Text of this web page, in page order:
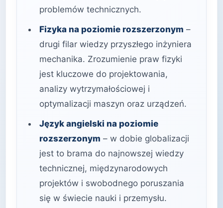
problemów technicznych.
Fizyka na poziomie rozszerzonym –
drugi filar wiedzy przyszłego inżyniera
mechanika. Zrozumienie praw fizyki
jest kluczowe do projektowania,
analizy wytrzymałościowej i
optymalizacji maszyn oraz urządzeń.
Język angielski na poziomie
rozszerzonym – w dobie globalizacji
jest to brama do najnowszej wiedzy
technicznej, międzynarodowych
projektów i swobodnego poruszania
się w świecie nauki i przemysłu.